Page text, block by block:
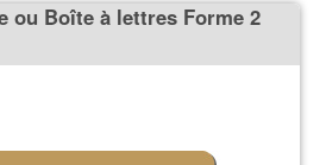
ou Boîte à lettres Forme 2